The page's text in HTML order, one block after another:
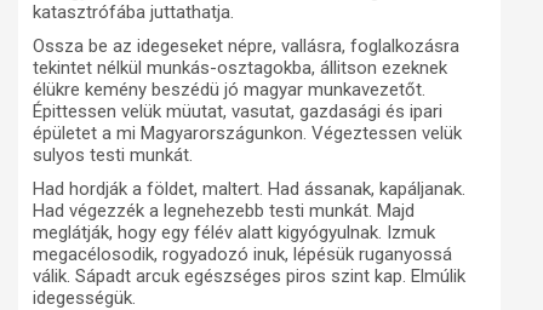
katasztrófába juttathatja.
Ossza be az idegeseket népre, vallásra, foglalkozásra
tekintet nélkül munkás-osztagokba, állitson ezeknek
élükre kemény beszédü jó magyar munkavezetőt.
Épittessen velük müutat, vasutat, gazdasági és ipari
épületet a mi Magyarországunkon. Végeztessen velük
sulyos testi munkát.
Had hordják a földet, maltert. Had ássanak, kapáljanak.
Had végezzék a legnehezebb testi munkát. Majd
meglátják, hogy egy félév alatt kigyógyulnak. Izmuk
megacélosodik, rogyadozó inuk, lépésük ruganyossá
válik. Sápadt arcuk egészséges piros szint kap. Elmúlik
idegességük.